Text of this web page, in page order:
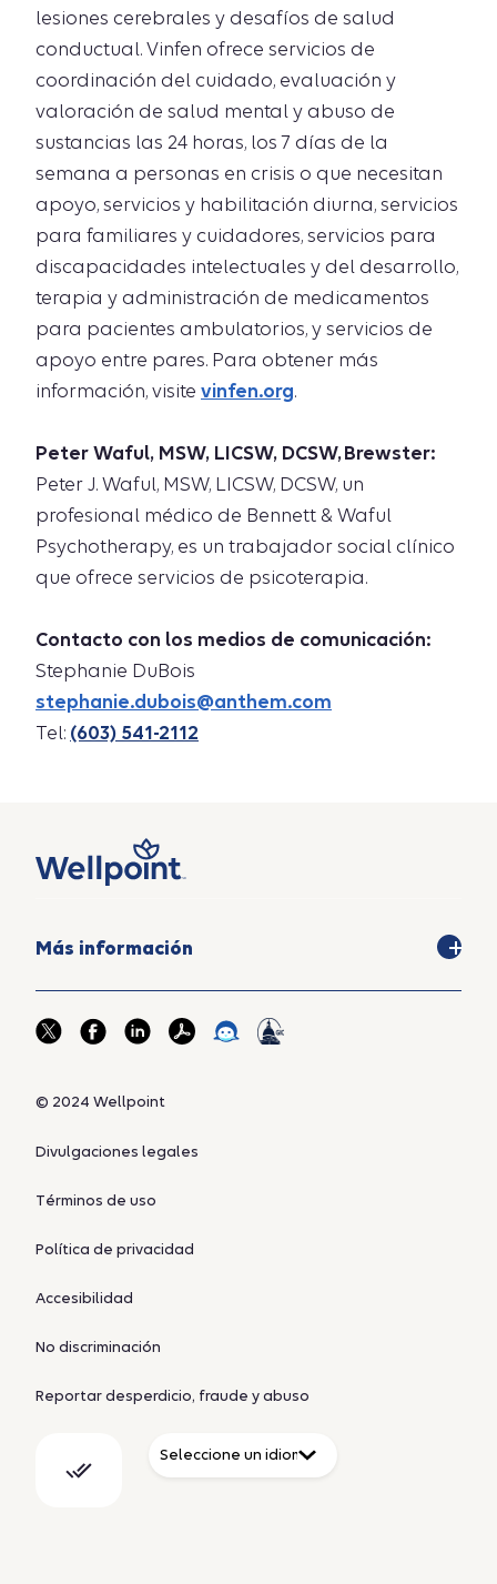
lesiones cerebrales y desafíos de salud
conductual. Vinfen ofrece servicios de
coordinación del cuidado, evaluación y
valoración de salud mental y abuso de
sustancias las 24 horas, los 7 días de la
semana a personas en crisis o que necesitan
apoyo, servicios y habilitación diurna, servicios
para familiares y cuidadores, servicios para
discapacidades intelectuales y del desarrollo,
terapia y administración de medicamentos
para pacientes ambulatorios, y servicios de
apoyo entre pares. Para obtener más
información, visite vinfen.org.
Peter Waful, MSW, LICSW, DCSW, Brewster:
Peter J. Waful, MSW, LICSW, DCSW, un
profesional médico de Bennett & Waful
Psychotherapy, es un trabajador social clínico
que ofrece servicios de psicoterapia.
Contacto con los medios de comunicación:
Stephanie DuBois
stephanie.dubois@anthem.com
Tel: (603) 541-2112
Más información
© 2024 Wellpoint
Divulgaciones legales
Términos de uso
Política de privacidad
Accesibilidad
No discriminación
Reportar desperdicio, fraude y abuso